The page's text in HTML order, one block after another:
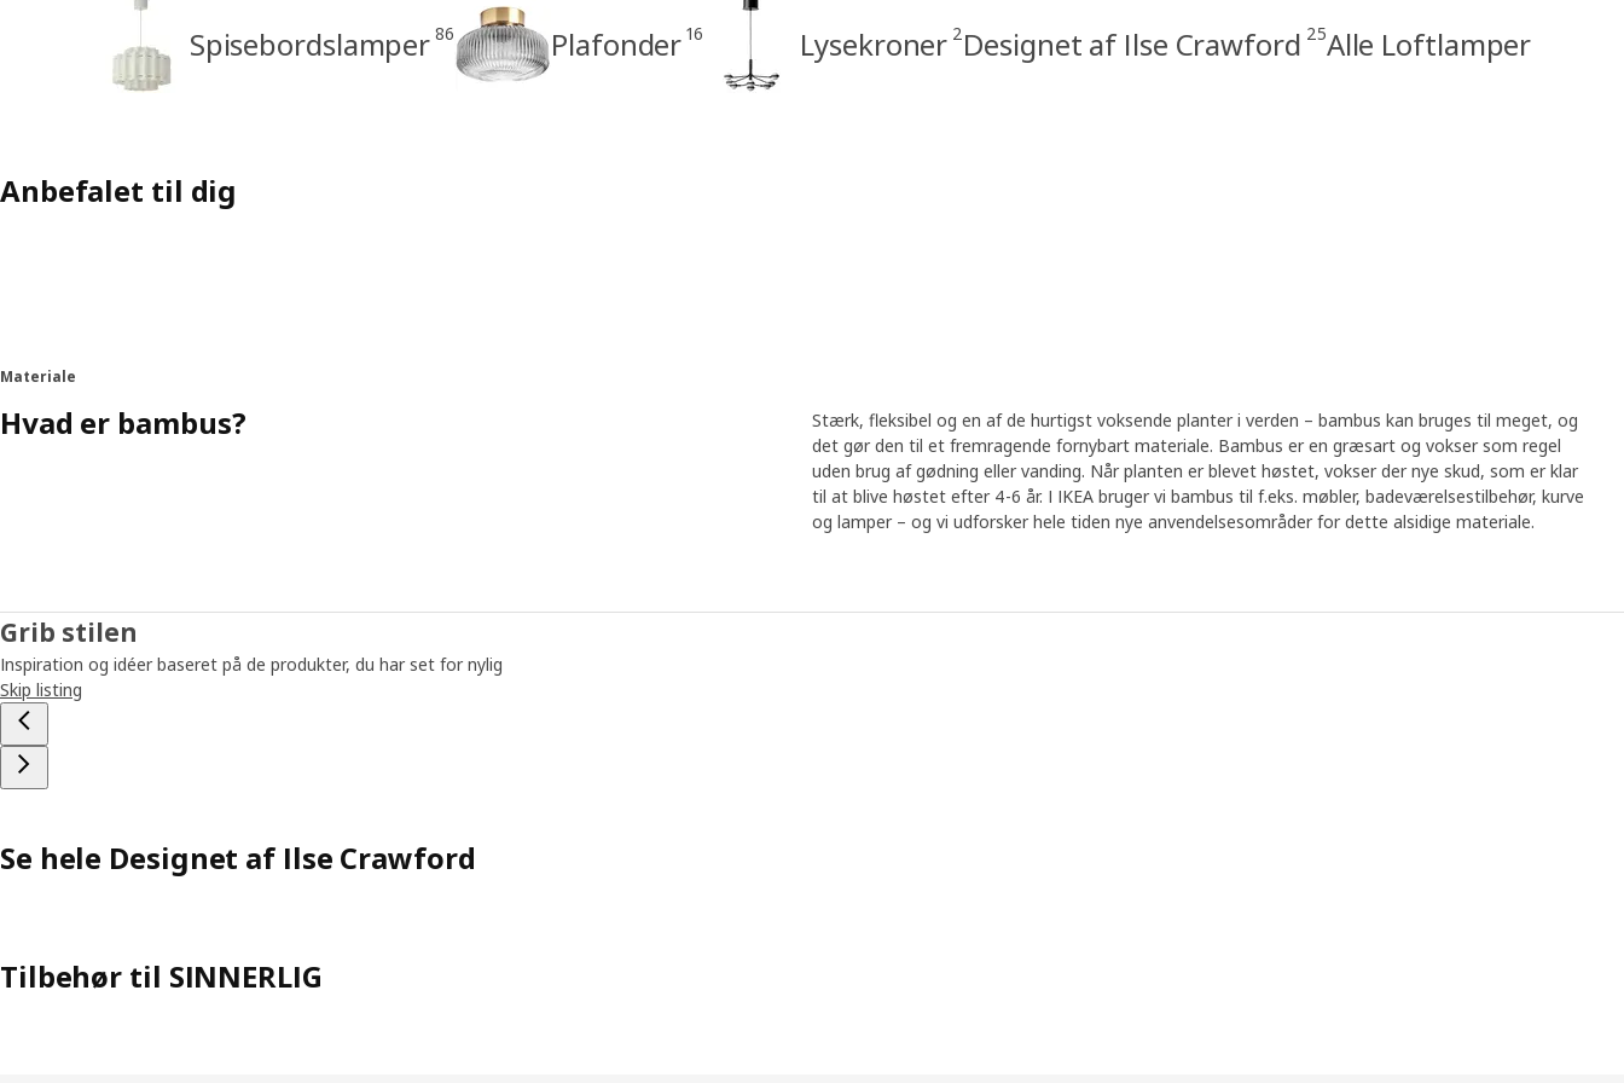
Spisebordslamper 86 Plafonder 16 Lysekroner 2Designet af Ilse Crawford 25Alle Loftlamper
Anbefalet til dig
Materiale
Hvad er bambus?
Stærk, fleksibel og en af de hurtigst voksende planter i verden – bambus kan bruges til meget, og
det gør den til et fremragende fornybart materiale. Bambus er en græsart og vokser som regel
uden brug af gødning eller vanding. Når planten er blevet høstet, vokser der nye skud, som er klar
til at blive høstet efter 4-6 år. I IKEA bruger vi bambus til f.eks. møbler, badeværelsestilbehør, kurve
og lamper – og vi udforsker hele tiden nye anvendelsesområder for dette alsidige materiale.
Grib stilen
Inspiration og idéer baseret på de produkter, du har set for nylig
Skip listing
Se hele Designet af Ilse Crawford
Tilbehør til SINNERLIG